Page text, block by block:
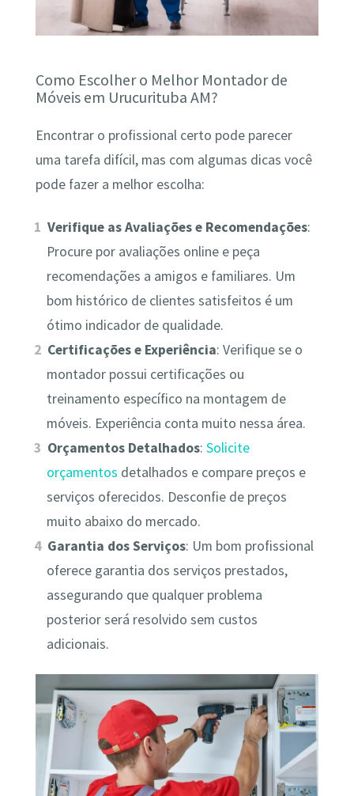
Como Escolher o Melhor Montador de
Móveis em Urucurituba AM?
Encontrar o profissional certo pode parecer
uma tarefa difícil, mas com algumas dicas você
pode fazer a melhor escolha:
Verifique as Avaliações e Recomendações:
Procure por avaliações online e peça
recomendações a amigos e familiares. Um
bom histórico de clientes satisfeitos é um
ótimo indicador de qualidade.
Certificações e Experiência: Verifique se o
montador possui certificações ou
treinamento específico na montagem de
móveis. Experiência conta muito nessa área.
Orçamentos Detalhados:Solicite
orçamentos detalhados e compare preços e
serviços oferecidos. Desconfie de preços
muito abaixo do mercado.
Garantia dos Serviços: Um bom profissional
oferece garantia dos serviços prestados,
assegurando que qualquer problema
posterior será resolvido sem custos
adicionais.